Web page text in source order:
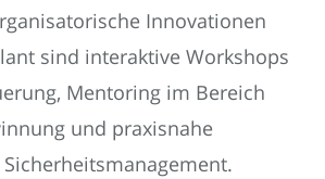
Innovationen
sind interaktive Workshops
Mentoring im Bereich
und praxisnahe